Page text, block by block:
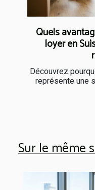
Quels
loyer en
Découvrez
représente une
Sur le même